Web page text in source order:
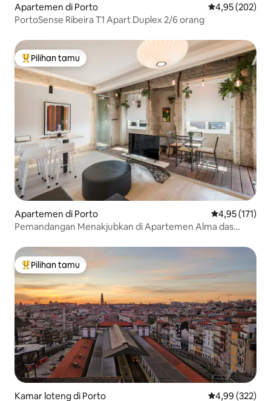
Apartemen di Porto Nilai rata-rata
4,95 (202)
PortoSense Ribeira T1 Apart Duplex 2/6 orang
Pilihan tamu terpopuler
Pilihan tamu
Apartemen di Porto Nilai rata-rata
4,95 (171)
Pemandangan Menakjubkan di Apartemen Alma das
Pilihan tamu terpopuler
Pilihan tamu
Kamar loteng di Porto Nilai rata-rata
4,99 (322)